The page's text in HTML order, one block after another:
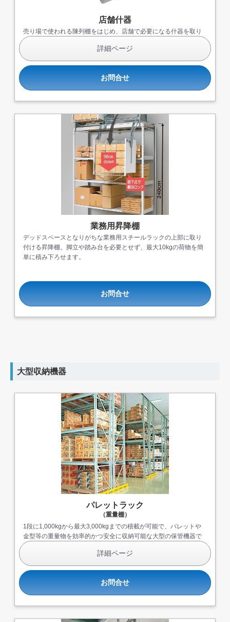
店舗什器
売り場で使われる陳列棚をはじめ、店舗で必要になる什器を取り
揃えております。
詳細ページ
お問合せ
業務用昇降棚
デッドスペースとなりがちな業務用スチールラックの上部に取り
付ける昇降棚。脚立や踏み台を必要とせず、最大10kgの荷物を簡
単に積み下ろせます。
お問合せ
大型収納機器
パレットラック
（重量棚）
1段に1,000kgから最大3,000kgまでの積載が可能で、パレットや
金型等の重量物を効率的かつ安全に収納可能な大型の保管機器で
す。
詳細ページ
お問合せ